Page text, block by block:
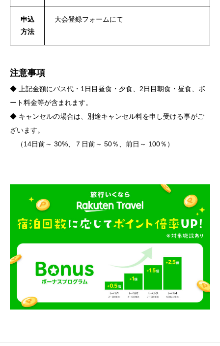
申込
方法
大会登録フォームにて
注意事項
◆ 上記金額にバス代・1日目昼食・夕食、2日目朝食・昼食、ボ
ート料金等が含まれます。
◆ キャンセルの場合は、別途キャンセル料を申し受ける事がご
ざいます。
（14日前～ 30%、７日前～ 50％、前日～ 100％）